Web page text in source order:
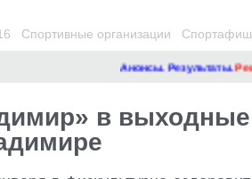
Спортивные организации
Анонсы. Результаты.
в